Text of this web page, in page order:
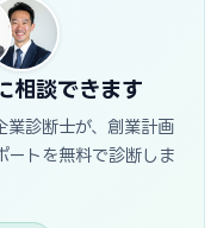
相談できます
業診断士が、創業計画
ートを無料で診断しま